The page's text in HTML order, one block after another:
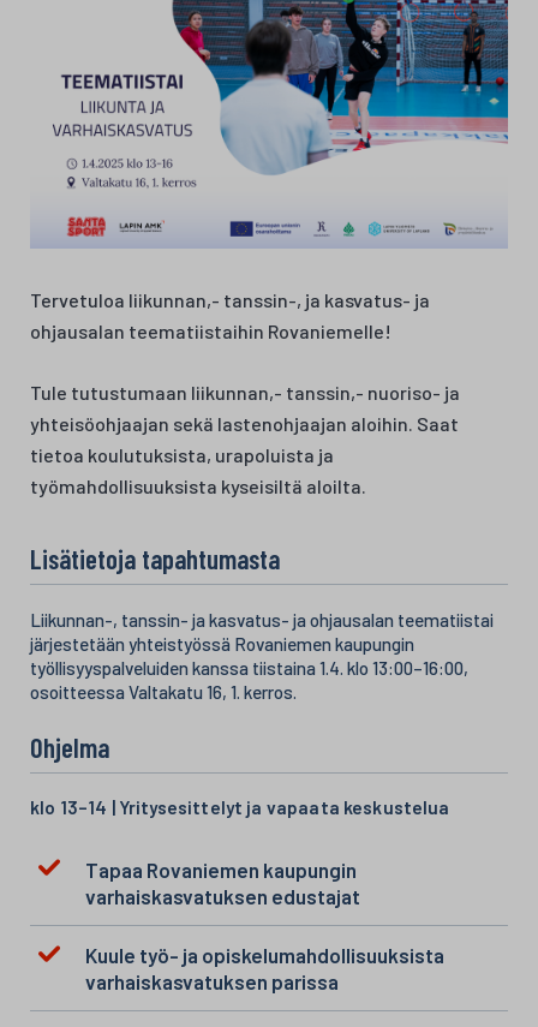
Tervetuloa liikunnan,- tanssin-, ja kasvatus- ja
ohjausalan teematiistaihin Rovaniemelle!
Tule tutustumaan liikunnan,- tanssin,- nuoriso- ja
yhteisöohjaajan sekä lastenohjaajan aloihin. Saat
tietoa koulutuksista, urapoluista ja
työmahdollisuuksista kyseisiltä aloilta.
Lisätietoja tapahtumasta
Liikunnan-, tanssin- ja kasvatus- ja ohjausalan teematiistai
järjestetään yhteistyössä Rovaniemen kaupungin
työllisyyspalveluiden kanssa tiistaina 1.4. klo 13:00–16:00,
osoitteessa Valtakatu 16, 1. kerros.
Ohjelma
klo 13–14 | Yritysesittelyt ja vapaata keskustelua
Tapaa Rovaniemen kaupungin
varhaiskasvatuksen edustajat
Kuule työ- ja opiskelumahdollisuuksista
varhaiskasvatuksen parissa